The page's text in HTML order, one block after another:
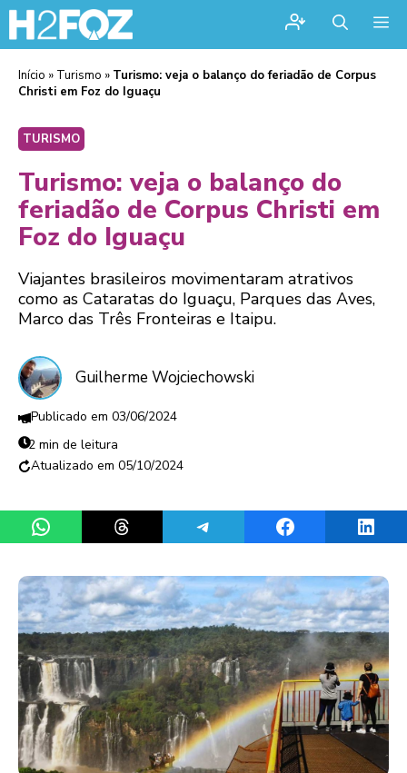
Início » Turismo » Turismo: veja o balanço do feriadão de Corpus
Christi em Foz do Iguaçu
TURISMO
Turismo: veja o balanço do
feriadão de Corpus Christi em
Foz do Iguaçu
Viajantes brasileiros movimentaram atrativos
como as Cataratas do Iguaçu, Parques das Aves,
Marco das Três Fronteiras e Itaipu.
Guilherme Wojciechowski
03/06/2024
2 min de leitura
05/10/2024
Share on WhatsAppShare on ThreadsShare on TelegramShare on Facebook